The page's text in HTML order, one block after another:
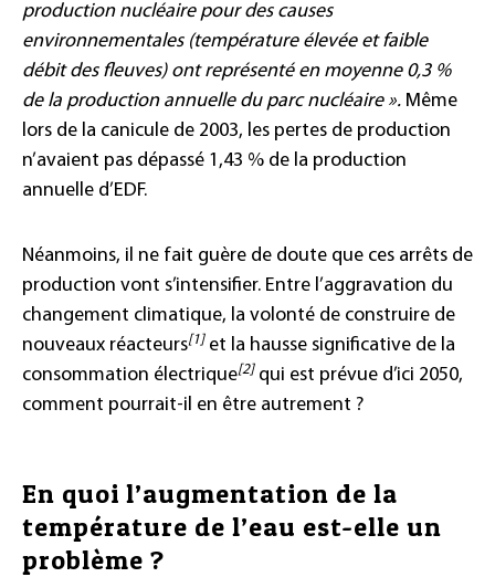
production nucléaire pour des causes
environnementales (température élevée et faible
débit des fleuves) ont représenté en moyenne 0,3 %
de la production annuelle du parc nucléaire ». Même
lors de la canicule de 2003, les pertes de production
n’avaient pas dépassé 1,43 % de la production
annuelle d’EDF.
Néanmoins, il ne fait guère de doute que ces arrêts de
production vont s’intensifier. Entre l’aggravation du
changement climatique, la volonté de construire de
nouveaux réacteurs[1] et la hausse significative de la
consommation électrique[2] qui est prévue d’ici 2050,
comment pourrait-il en être autrement ?
En quoi l’augmentation de la
température de l’eau est-elle un
problème ?